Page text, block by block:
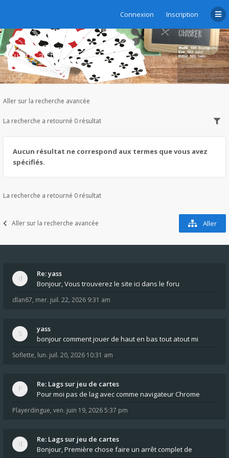
Connexion Inscription
Sujets actifs
Aller sur la recherche avancée
La recherche a retourné 0 résultat
Aucun résultat ne correspond aux termes que vous avez
spécifiés.
La recherche a retourné 0 résultat
Aller sur la recherche avancée Aller
Re: yass
Bonjour, Vous trouverez le site ici dans le foru
dlan67, mer. juil. 22, 2026 9:31 am
yass
bonjour comment jouer de haut en bas tout atout mi
Soflette, lun. juil. 20, 2026 10:31 am
Re: Lags sur jeu de cartes
Pour moi pas de lag avec comme navigateur Chrome
Playerdingue, ven. juin 19, 2026 5:37 pm
Re: Lags sur jeu de cartes
Bonjour, Première chose faire un arrêt complet de